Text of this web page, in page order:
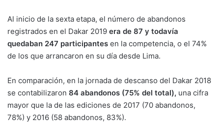
Al inicio de la sexta etapa, el número de abandonos
registrados en el Dakar 2019 era de 87 y todavía
quedaban 247 participantes en la competencia, o el 74%
de los que arrancaron en su día desde Lima.
En comparación, en la jornada de descanso del Dakar 2018
se contabilizaron 84 abandonos (75% del total), una cifra
mayor que la de las ediciones de 2017 (70 abandonos,
78%) y 2016 (58 abandonos, 83%).